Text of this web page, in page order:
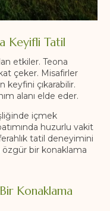
Keyifli Tatil
etkiler. Teona
çeker. Misafirler
keyfini çıkarabilir.
alanı elde eder.
içmek
huzurlu vakit
tatil deneyimini
bir konaklama
Konaklama